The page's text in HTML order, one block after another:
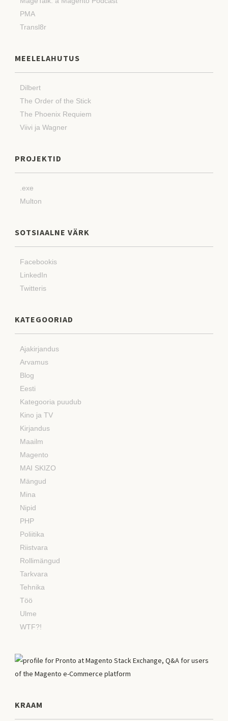
PMA
Transl8r
MEELELAHUTUS
Dilbert
The Order of the Stick
The Phoenix Requiem
Viivi ja Wagner
PROJEKTID
.exe
Multon
SOTSIAALNE VÄRK
Facebookis
LinkedIn
Twitteris
KATEGOORIAD
Ajakirjandus
Arvamus
Blog
Eesti
Kategooria puudub
Kino ja TV
Kirjandus
Maailm
Magento
MAI SKIZO
Mängud
Mina
Nipid
PHP
Poliitika
Riistvara
Rollimängud
Tarkvara
Tehnika
Töö
Ulme
WTF?!
KRAAM